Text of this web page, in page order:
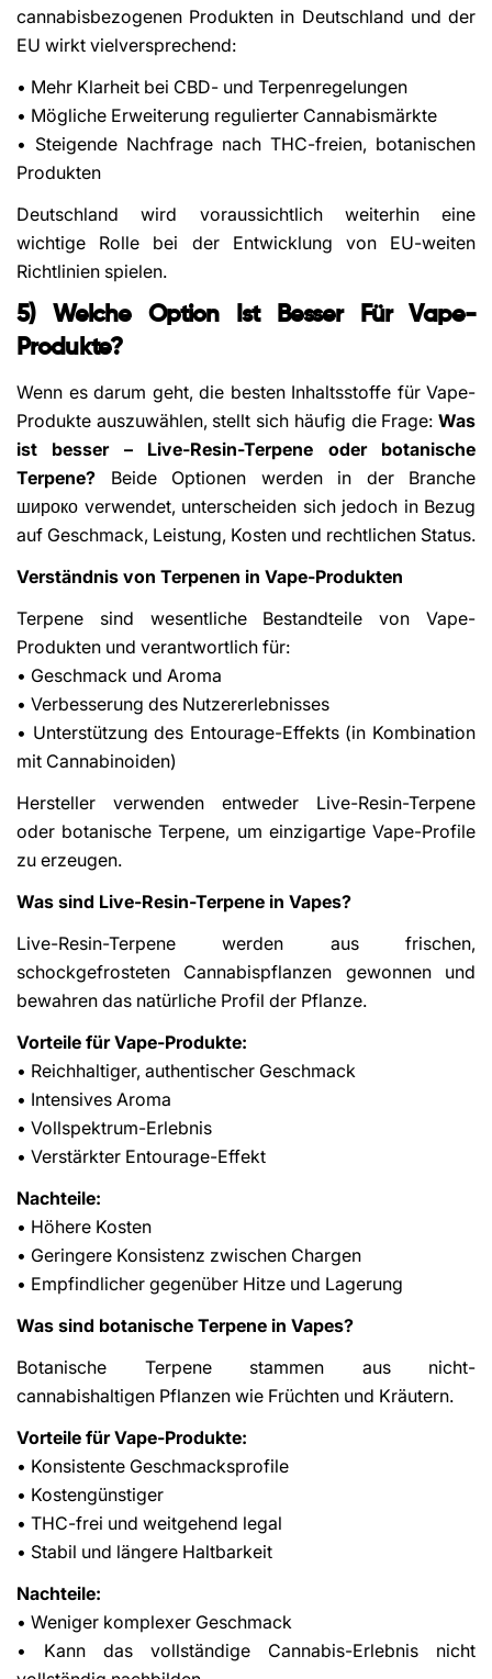
cannabisbezogenen Produkten in Deutschland und der
EU wirkt vielversprechend:
• Mehr Klarheit bei CBD- und Terpenregelungen
• Mögliche Erweiterung regulierter Cannabismärkte
• Steigende Nachfrage nach THC-freien, botanischen
Produkten
Deutschland wird voraussichtlich weiterhin eine
wichtige Rolle bei der Entwicklung von EU-weiten
Richtlinien spielen.
5) Welche Option Ist Besser Für Vape-
Produkte?
Wenn es darum geht, die besten Inhaltsstoffe für Vape-
Produkte auszuwählen, stellt sich häufig die Frage: Was
ist besser – Live-Resin-Terpene oder botanische
Terpene? Beide Optionen werden in der Branche
широко verwendet, unterscheiden sich jedoch in Bezug
auf Geschmack, Leistung, Kosten und rechtlichen Status.
Verständnis von Terpenen in Vape-Produkten
Terpene sind wesentliche Bestandteile von Vape-
Produkten und verantwortlich für:
• Geschmack und Aroma
• Verbesserung des Nutzererlebnisses
• Unterstützung des Entourage-Effekts (in Kombination
mit Cannabinoiden)
Hersteller verwenden entweder Live-Resin-Terpene
oder botanische Terpene, um einzigartige Vape-Profile
zu erzeugen.
Was sind Live-Resin-Terpene in Vapes?
Live-Resin-Terpene werden aus frischen,
schockgefrosteten Cannabispflanzen gewonnen und
bewahren das natürliche Profil der Pflanze.
Vorteile für Vape-Produkte:
• Reichhaltiger, authentischer Geschmack
• Intensives Aroma
• Vollspektrum-Erlebnis
• Verstärkter Entourage-Effekt
Nachteile:
• Höhere Kosten
• Geringere Konsistenz zwischen Chargen
• Empfindlicher gegenüber Hitze und Lagerung
Was sind botanische Terpene in Vapes?
Botanische Terpene stammen aus nicht-
cannabishaltigen Pflanzen wie Früchten und Kräutern.
Vorteile für Vape-Produkte:
• Konsistente Geschmacksprofile
• Kostengünstiger
• THC-frei und weitgehend legal
• Stabil und längere Haltbarkeit
Nachteile:
• Weniger komplexer Geschmack
• Kann das vollständige Cannabis-Erlebnis nicht